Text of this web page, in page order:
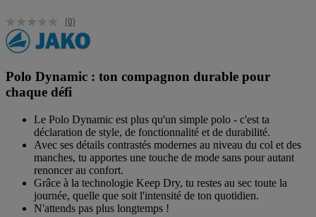
(0)
Polo Dynamic : ton compagnon durable pour
chaque défi
Le Polo Dynamic est plus qu'un simple polo - c'est ta
déclaration de style, de fonctionnalité et de durabilité.
Avec ses détails contrastés modernes au niveau du col et des
manches, tu apportes une touche de mode sans pour autant
renoncer au confort.
Grâce à la technologie Keep Dry, tu restes au sec toute la
journée, quelle que soit l'intensité de ton quotidien.
N'attends pas plus longtemps !